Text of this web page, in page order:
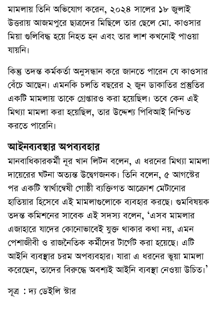
মামলায় তিনি অভিযোগ করেন, ২০২৪ সালের ১৮ জুলাই
উত্তরায় আজমপুরে ছাত্রদের মিছিলে তার ছেলে মো. কাওসার
মিয়া গুলিবিদ্ধ হয়ে নিহত হন এবং তার লাশ কখনোই পাওয়া
যায়নি।
কিন্তু তদন্ত কর্মকর্তা অনুসন্ধান করে জানতে পারেন যে কাওসার
বেঁচে আছেন। এমনকি চলতি বছরের ২ জুন ডাকাতির প্রস্তুতির
একটি মামলায় তাকে গ্রেপ্তারও করা হয়েছিল। তবে কেন এই
মিথ্যা মামলা করা হয়েছিল, তার উদ্দেশ্য পিবিআই নিশ্চিত
করতে পারেনি।
আইনব্যবস্থার অপব্যবহার
মানবাধিকারকর্মী নূর খান লিটন বলেন, এ ধরনের মিথ্যা মামলা
দায়েরের ঘটনা অত্যন্ত উদ্বেগজনক। তিনি বলেন, ৫ আগস্টের
পর একটি স্বার্থান্বেষী গোষ্ঠী ব্যক্তিগত আক্রোশ মেটানোর
হাতিয়ার হিসেবে এই মামলাগুলোকে ব্যবহার করছে। গুমবিষয়ক
তদন্ত কমিশনের সাবেক এই সদস্য বলেন, ‘এসব মামলার
এজাহারে যাদের কোনোভাবেই যুক্ত থাকার কথা নয়, এমন
পেশাজীবী ও রাজনৈতিক কর্মীদের টার্গেট করা হয়েছে। এটি
আইনি ব্যবস্থার চরম অপব্যবহার। যারা এ ধরনের ভুয়া মামলা
করেছেন, তাদের বিরুদ্ধে অবশ্যই আইনি ব্যবস্থা নেওয়া উচিত।’
সূত্র : দ্য ডেইলি স্টার